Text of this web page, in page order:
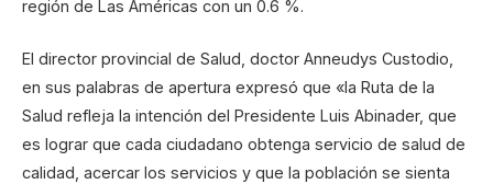
región de Las Américas con un 0.6 %.
El director provincial de Salud, doctor Anneudys Custodio,
en sus palabras de apertura expresó que «la Ruta de la
Salud refleja la intención del Presidente Luis Abinader, que
es lograr que cada ciudadano obtenga servicio de salud de
calidad, acercar los servicios y que la población se sienta